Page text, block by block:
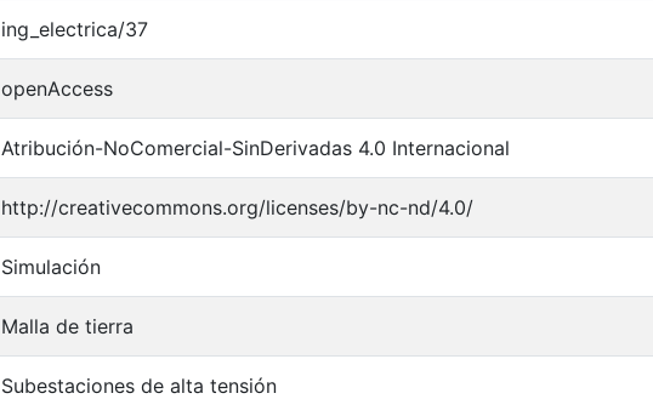
ing_electrica/37
openAccess
Atribución-NoComercial-SinDerivadas 4.0 Internacional
http://creativecommons.org/licenses/by-nc-nd/4.0/
Simulación
Malla de tierra
Subestaciones de alta tensión